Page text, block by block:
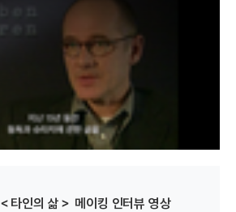
＜타인의 삶＞ 메이킹 인터뷰 영상